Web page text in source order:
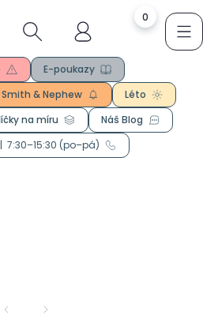
0
E-poukazy
Smith & Nephew
Léto
na míru
Náš Blog
| 7:30–15:30 (po–pá)